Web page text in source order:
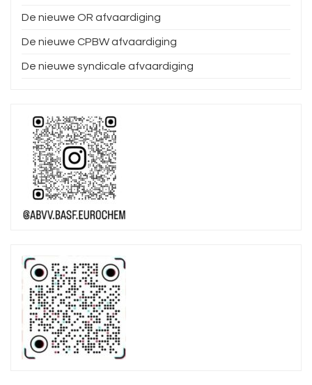
De nieuwe OR afvaardiging
De nieuwe CPBW afvaardiging
De nieuwe syndicale afvaardiging